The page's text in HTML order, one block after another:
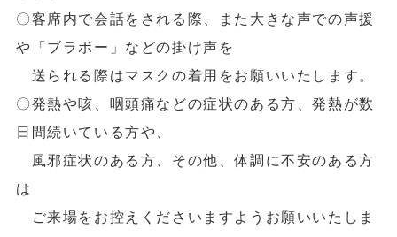
〇客席内で会話をされる際、また大きな声での声援
や「ブラボー」などの掛け声を
送られる際はマスクの着用をお願いいたします。
〇発熱や咳、咽頭痛などの症状のある方、発熱が数
日間続いている方や、
風邪症状のある方、その他、体調に不安のある方
は
ご来場をお控えくださいますようお願いいたしま